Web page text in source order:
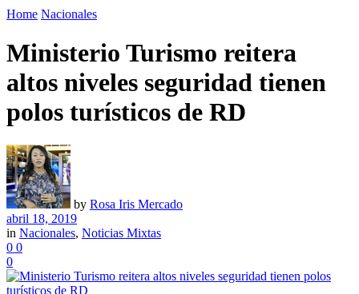
Home Nacionales
Ministerio Turismo reitera
altos niveles seguridad tienen
polos turísticos de RD
by Rosa Iris Mercado
abril 18, 2019
in Nacionales, Noticias Mixtas
0 0
0